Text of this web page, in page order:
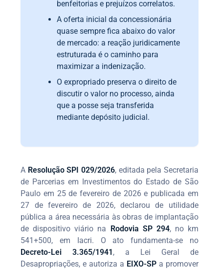
benfeitorias e prejuízos correlatos.
A oferta inicial da concessionária
quase sempre fica abaixo do valor
de mercado: a reação juridicamente
estruturada é o caminho para
maximizar a indenização.
O expropriado preserva o direito de
discutir o valor no processo, ainda
que a posse seja transferida
mediante depósito judicial.
A Resolução SPI 029/2026, editada pela Secretaria
de Parcerias em Investimentos do Estado de São
Paulo em 25 de fevereiro de 2026 e publicada em
27 de fevereiro de 2026, declarou de utilidade
pública a área necessária às obras de implantação
de dispositivo viário na Rodovia SP 294, no km
541+500, em Iacri. O ato fundamenta-se no
Decreto-Lei 3.365/1941, a Lei Geral de
Desapropriações, e autoriza a EIXO-SPa promover